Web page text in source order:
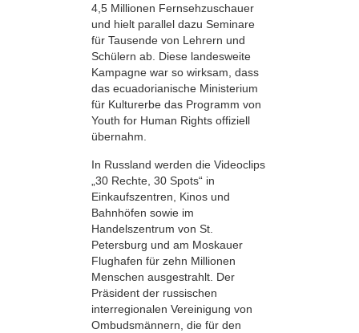
4,5 Millionen Fernsehzuschauer
und hielt parallel dazu Seminare
für Tausende von Lehrern und
Schülern ab. Diese landesweite
Kampagne war so wirksam, dass
das ecuadorianische Ministerium
für Kulturerbe das Programm von
Youth for Human Rights offiziell
übernahm.
In Russland werden die Videoclips
„30 Rechte, 30 Spots“ in
Einkaufszentren, Kinos und
Bahnhöfen sowie im
Handelszentrum von St.
Petersburg und am Moskauer
Flughafen für zehn Millionen
Menschen ausgestrahlt. Der
Präsident der russischen
interregionalen Vereinigung von
Ombudsmännern, die für den